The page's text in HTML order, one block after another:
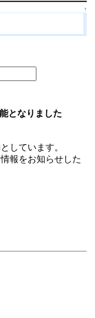
↑
となりました
しています。
報をお知らせした